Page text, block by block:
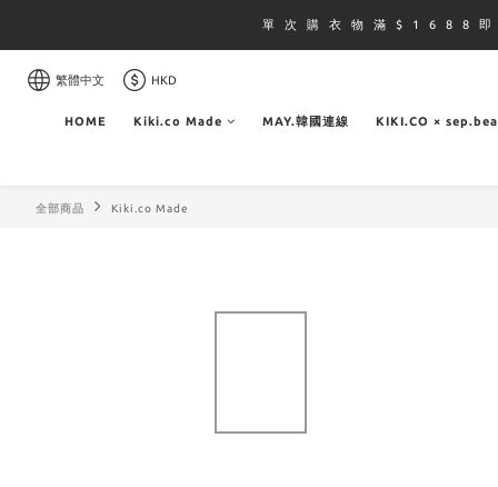
單 次 購 衣 物 滿 $ 1 6 8 8
繁體中文 HKD
HOME Kiki.co Made MAY.韓國連線 KIKI.CO ×
全部商品 Kiki.co Made